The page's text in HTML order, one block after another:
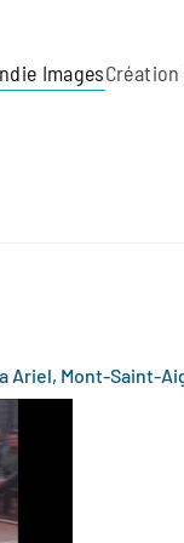
Images
Ariel, Mont-Saint-